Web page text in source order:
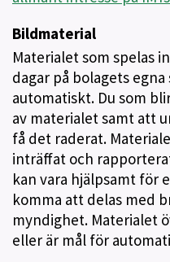
Bildmaterial
Materialet som spelas
dagar på bolagets
automatiskt. Du som
av materialet samt att
få det raderat.
inträffat och
kan vara hjälpsamt för
komma att delas med
myndighet. Materialet
eller är mål för